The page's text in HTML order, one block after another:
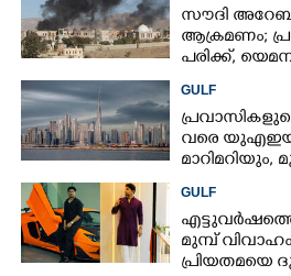
സൗദി
ആക്രമണം;
പരിക്ക്,
GULF
പ്രവാസികളുടെ
വരെ
മാറിമറിയും,
GULF
മുമ്പ്
പ്രിയതമയെ